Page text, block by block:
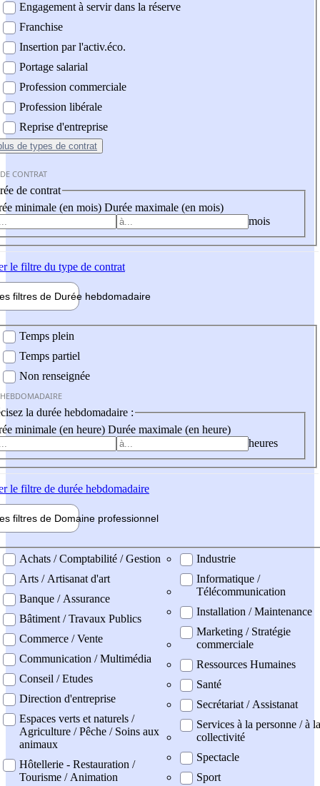
Engagement à servir dans la réserve
Franchise
Insertion par l'activ.éco.
Portage salarial
Profession commerciale
Profession libérale
Reprise d'entreprise
de types de contrat
CONTRAT
de contrat
minimale (en mois) Durée maximale (en mois)
mois
le filtre du type de contrat
filtres de Durée hebdomadaire
Temps plein
Temps partiel
Non renseignée
la durée hebdomadaire :
minimale (en heure) Durée maximale (en heure)
heures
le filtre de durée hebdomadaire
filtres de Domaine professionnel
professionel
Achats / Comptabilité / Gestion
Arts / Artisanat d'art
Banque / Assurance
Bâtiment / Travaux Publics
Commerce / Vente
Communication / Multimédia
Conseil / Etudes
Direction d'entreprise
Espaces verts et naturels /
Agriculture / Pêche / Soins aux
animaux
Hôtellerie - Restauration /
Tourisme / Animation
Industrie
Informatique /
Télécommunication
Installation / Maintenance
Marketing / Stratégie
commerciale
Ressources Humaines
Santé
Secrétariat / Assistanat
Services à la personne / à la
collectivité
Spectacle
Sport